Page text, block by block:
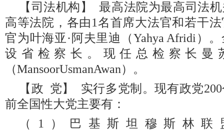
【司法机构】 最高法院为最高司法
高等法院，各由1名首席大法官和若干
官为叶海亚·阿夫里迪（Yahya Afridi）
设省检察长。现任总检察长曼
（MansoorUsmanAwan）。
【政 党】 实行多党制。现有政党
前全国性大党主要有：
（1）巴基斯坦穆斯林联